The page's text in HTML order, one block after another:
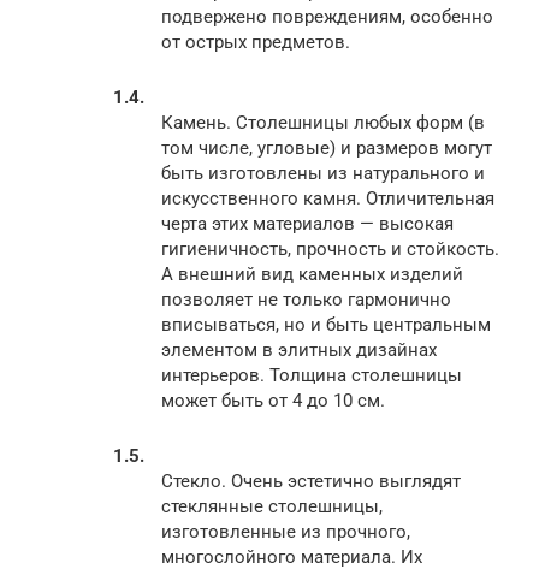
подвержено повреждениям, особенно
от острых предметов.
Камень. Столешницы любых форм (в
том числе, угловые) и размеров могут
быть изготовлены из натурального и
искусственного камня. Отличительная
черта этих материалов — высокая
гигиеничность, прочность и стойкость.
А внешний вид каменных изделий
позволяет не только гармонично
вписываться, но и быть центральным
элементом в элитных дизайнах
интерьеров. Толщина столешницы
может быть от 4 до 10 см.
Стекло. Очень эстетично выглядят
стеклянные столешницы,
изготовленные из прочного,
многослойного материала. Их